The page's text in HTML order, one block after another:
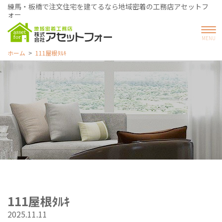
練馬・板橋で注文住宅を建てるなら地域密着の工務店アセットフ
ォー
ホーム 111屋根ﾀﾙｷ
111屋根ﾀﾙｷ
2025.11.11